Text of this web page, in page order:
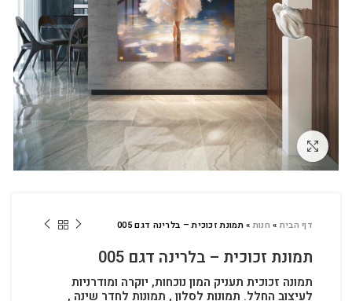
לחץ להגדלה
דף הבית» חנות»תמונת זכוכית – בלרינה דגם 005
תמונת זכוכית – בלרינה דגם 005
תמונה זכוכית תעניק המון נוכחות, יוקרה ומודרניות
לעיצוב החלל. תמונות לסלון , תמונות לחדר שינה ,